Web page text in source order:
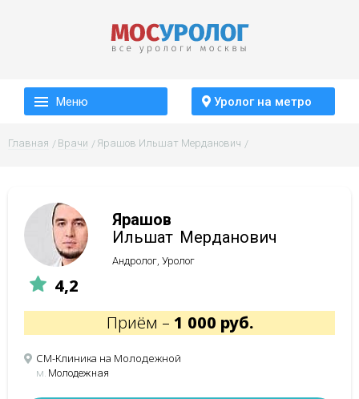
Меню Уролог на метро
Главная Врачи Ярашов Ильшат Мерданович
4,2
Ярашов
Ильшат Мерданович
Андролог, Уролог
Приём – 1 000 руб.
СМ-Клиника на Молодежной
м. Молодежная